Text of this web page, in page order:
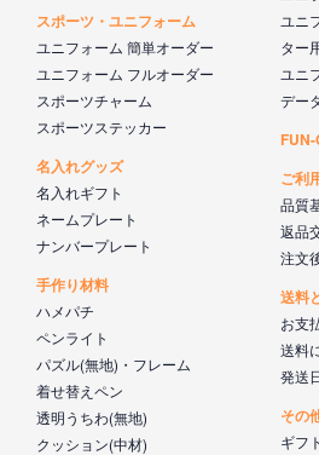
スポーツ・ユニフォーム
ユニフォーム 簡単オーダー
ユニフォーム フルオーダー
スポーツチャーム
スポーツステッカー
名入れグッズ
名入れギフト
ネームプレート
ナンバープレート
手作り材料
ハメパチ
ペンライト
パズル(無地)・フレーム
着せ替えペン
透明うちわ(無地)
クッション(中材)
ユニ
ター
ユニ
デー
ご利
品質
返品
注文
送料
お支
送料
発送
その
ギフ